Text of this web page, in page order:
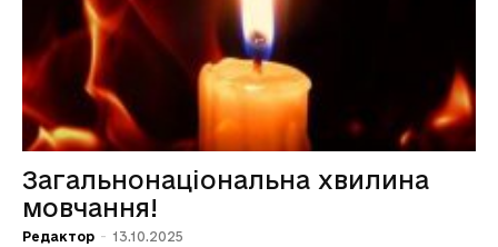
Загальнонаціональна хвилина
мовчання!
Редактор - 13.10.2025